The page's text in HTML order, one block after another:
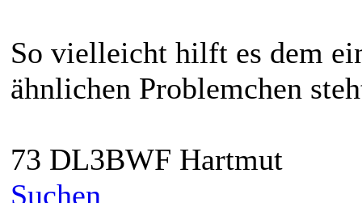
So vielleicht hilft es dem
ähnlichen Problemchen
73 DL3BWF Hartmut
Suchen